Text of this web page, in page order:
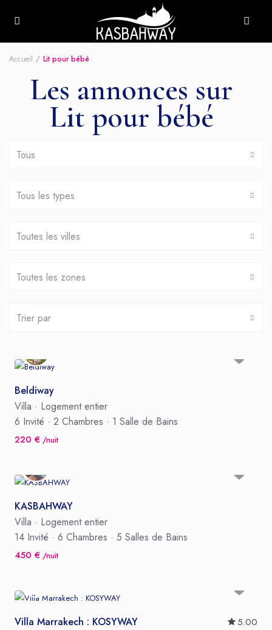
Accueil Lit pour bébé
Les annonces sur
Lit pour bébé
Tous
Tous les types
Toutes les villes
Toutes les zones
Trier par
Beldiway
Villa · Logement entier
6 Invité · 2 Chambres · 1 Salle de Bains
220 € /nuit
KASBAHWAY
Villa · Logement entier
14 Invité · 6 Chambres · 5 Salles de Bains
450 € /nuit
Villa Marrakech : KOSYWAY 5.00